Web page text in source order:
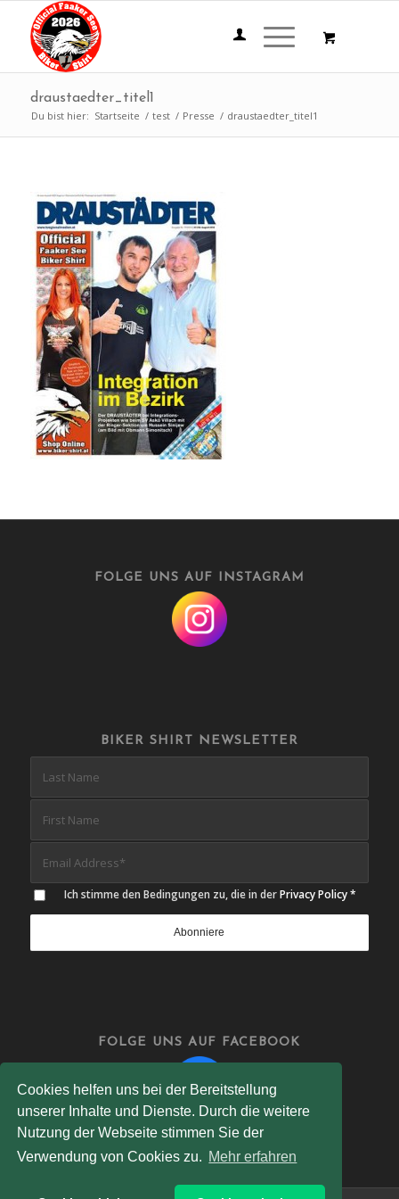
Cookies helfen uns bei der Bereitstellung
unserer Inhalte und Dienste. Durch die weitere
Nutzung der Webseite stimmen Sie der
Verwendung von Cookies zu. Mehr erfahren
draustaedter_titel1
Du bist hier: Startseite / test / Presse / draustaedter_titel1
FOLGE UNS AUF INSTAGRAM
BIKER SHIRT NEWSLETTER
Ich stimme den Bedingungen zu, die in derPrivacy Policy *
FOLGE UNS AUF FACEBOOK